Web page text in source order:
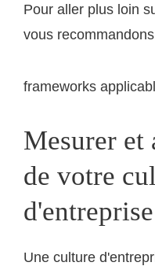
Pour aller plus loin
vous
frameworks
Mesurer et
de votre
d'entreprise
Une culture